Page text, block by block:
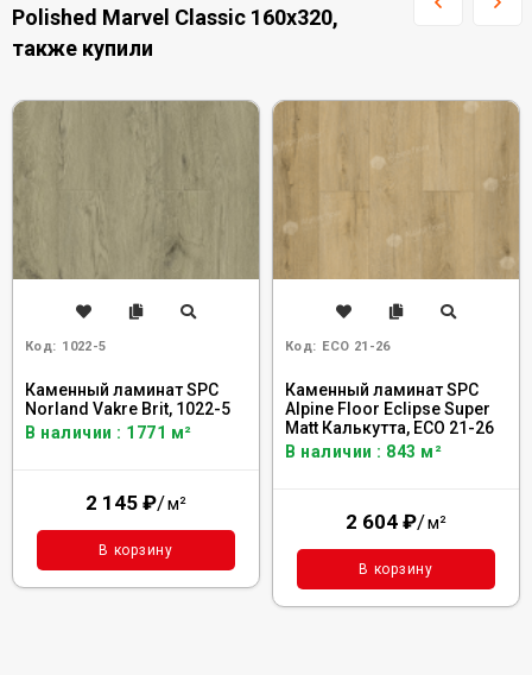
Polished Marvel Classic 160x320,
также купили
Код: 1022-5
Каменный ламинат SPC
Norland Vakre Brit, 1022-5
В наличии : 1771 м²
2 145 ₽/м²
В корзину
Код: ECO 21-26
Каменный ламинат SPC
Alpine Floor Eclipse Super
Matt Калькутта, ЕСО 21-26
В наличии : 843 м²
2 604 ₽/м²
В корзину